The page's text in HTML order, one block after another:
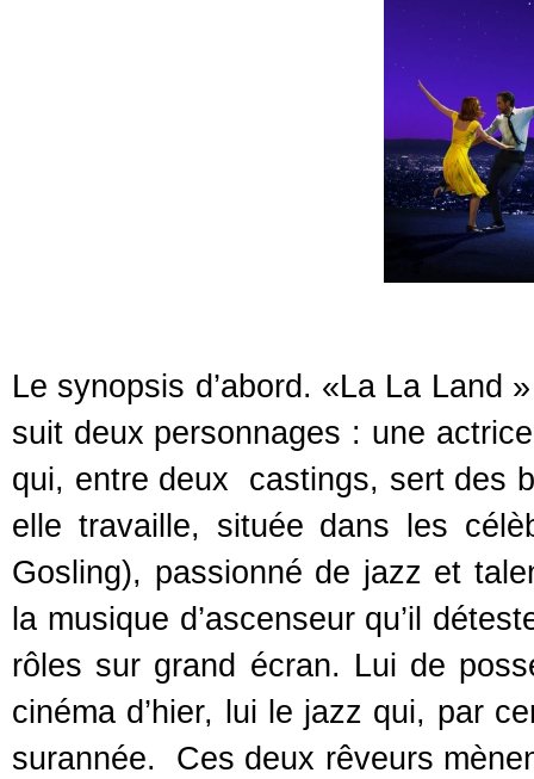
Le synopsis d’abord. «La La Land
suit deux personnages : une
qui, entre deux castings, sert des
elle travaille, située dans les
Gosling), passionné de jazz et
la musique d’ascenseur qu’il
rôles sur grand écran. Lui de
cinéma d’hier, lui le jazz qui, par
surannée. Ces deux rêveurs